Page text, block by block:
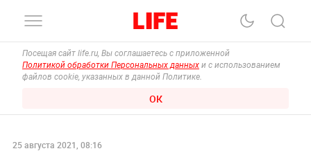
Посещая сайт life.ru, Вы соглашаетесь с приложенной
Политикой обработки Персональных данных и с использованием
файлов cookie, указанных в данной Политике.
ОК
25 августа 2021, 08:16